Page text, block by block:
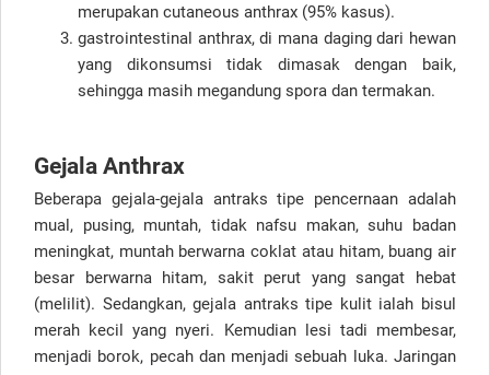
merupakan cutaneous anthrax (95% kasus).
gastrointestinal anthrax, di mana daging dari hewan
yang dikonsumsi tidak dimasak dengan baik,
sehingga masih megandung spora dan termakan.
Gejala Anthrax
Beberapa gejala-gejala antraks tipe pencernaan adalah
mual, pusing, muntah, tidak nafsu makan, suhu badan
meningkat, muntah berwarna coklat atau hitam, buang air
besar berwarna hitam, sakit perut yang sangat hebat
(melilit). Sedangkan, gejala antraks tipe kulit ialah bisul
merah kecil yang nyeri. Kemudian lesi tadi membesar,
menjadi borok, pecah dan menjadi sebuah luka. Jaringan